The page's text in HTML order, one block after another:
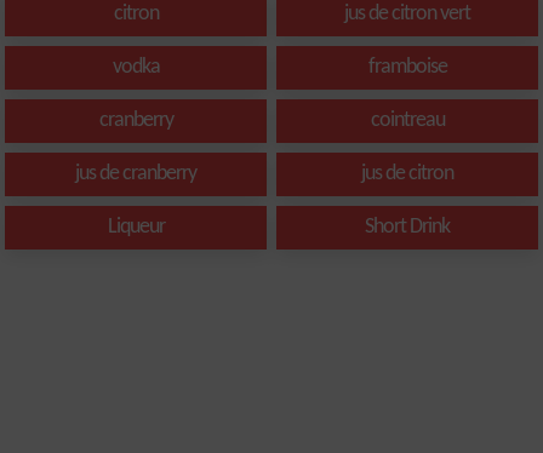
citron jus de citron vert
vodka framboise
cranberry cointreau
jus de cranberry jus de citron
Liqueur Short Drink